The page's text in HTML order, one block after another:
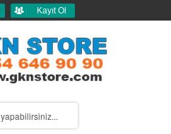
Kayıt Ol